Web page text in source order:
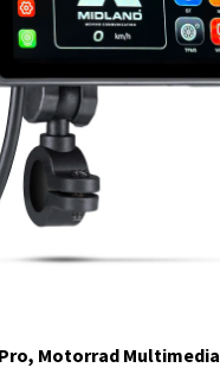
Motorrad Multimedia